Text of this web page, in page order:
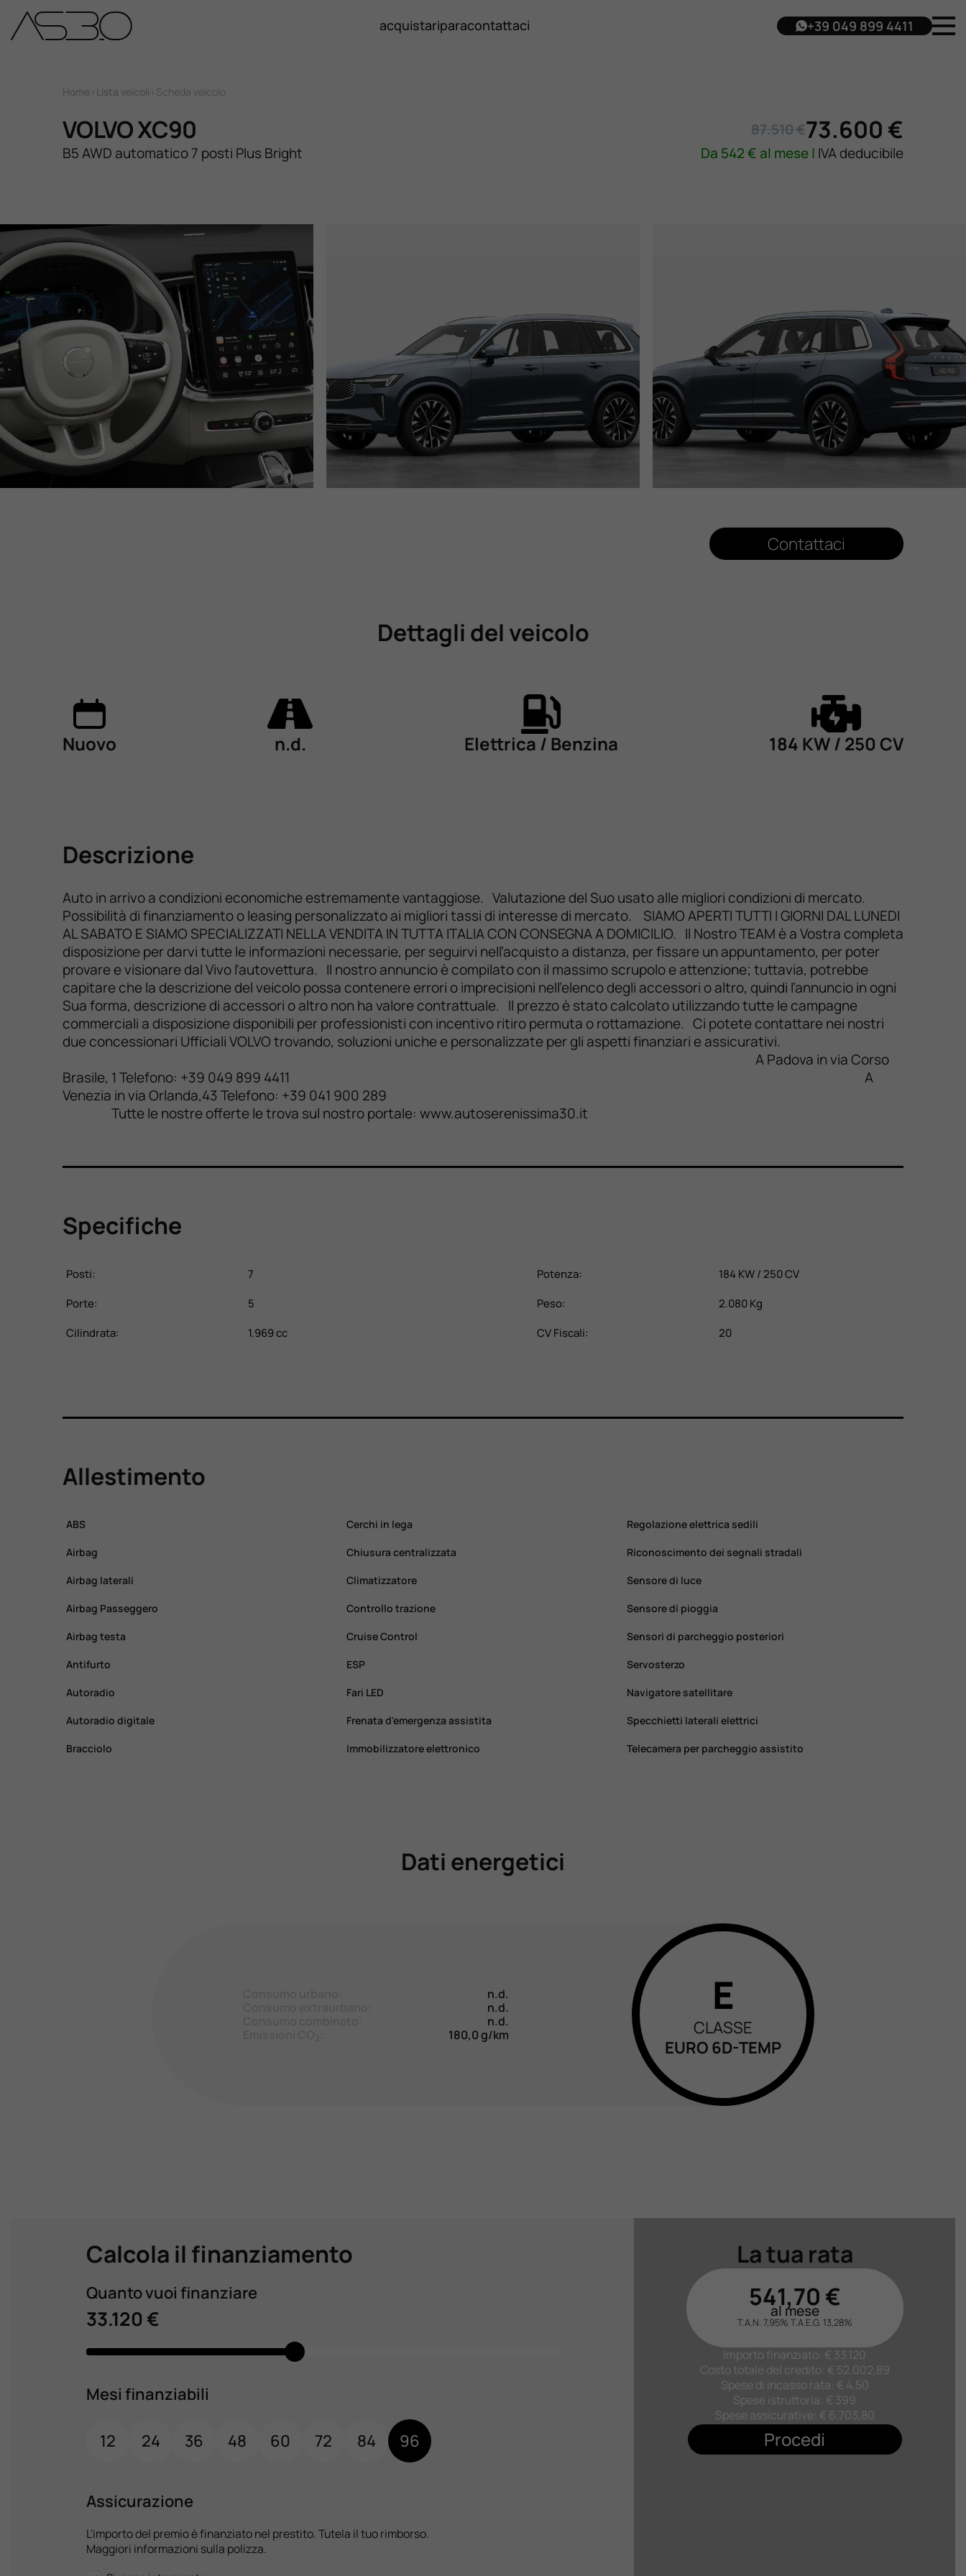
Auto Usate
Assistenza
Novità Sui Nostri Veicoli
Lavora Con Noi
Contattaci
acquistariparacontattaci +39 049 899 4411
Home > Lista veicoli > Scheda veicolo
VOLVO XC90
B5 AWD automatico 7 posti Plus Bright
87.510 €73.600 €
Da 542€ al mese | IVA deducibile
Contattaci
Dettagli del veicolo
Nuovo n.d. Elettrica / Benzina 184 KW / 250 CV
Descrizione
Auto in arrivo a condizioni economiche estremamente vantaggiose. Valutazione del Suo usato alle migliori condizioni di mercato.
Possibilità di finanziamento o leasing personalizzato ai migliori tassi di interesse di mercato. SIAMO APERTI TUTTI I GIORNI DAL LUNEDI
AL SABATO E SIAMO SPECIALIZZATI NELLA VENDITA IN TUTTA ITALIA CON CONSEGNA A DOMICILIO. Il Nostro TEAM è a Vostra completa
disposizione per darvi tutte le informazioni necessarie, per seguirvi nell’acquisto a distanza, per fissare un appuntamento, per poter
provare e visionare dal Vivo l'autovettura. Il nostro annuncio è compilato con il massimo scrupolo e attenzione; tuttavia, potrebbe
capitare che la descrizione del veicolo possa contenere errori o imprecisioni nell’elenco degli accessori o altro, quindi l’annuncio in ogni
Sua forma, descrizione di accessori o altro non ha valore contrattuale. Il prezzo è stato calcolato utilizzando tutte le campagne
commerciali a disposizione disponibili per professionisti con incentivo ritiro permuta o rottamazione. Ci potete contattare nei nostri
due concessionari Ufficiali VOLVO trovando, soluzioni uniche e personalizzate per gli aspetti finanziari e assicurativi.
A Padova in via Corso
Brasile, 1 Telefono: +39 049 899 4411 A
Venezia in via Orlanda,43 Telefono: +39 041 900 289
Tutte le nostre offerte le trova sul nostro portale: www.autoserenissima30.it
Specifiche
Posti:
7
Porte:
5
Cilindrata:
1.969 cc
Potenza:
184 KW / 250 CV
Peso:
2.080 Kg
CV Fiscali:
20
Allestimento
ABS
Airbag
Airbag laterali
Airbag Passeggero
Airbag testa
Antifurto
Autoradio
Autoradio digitale
Bracciolo
Cerchi in lega
Chiusura centralizzata
Climatizzatore
Controllo trazione
Cruise Control
ESP
Fari LED
Frenata d'emergenza assistita
Immobilizzatore elettronico
Regolazione elettrica sedili
Riconoscimento dei segnali stradali
Sensore di luce
Sensore di pioggia
Sensori di parcheggio posteriori
Servosterzo
Navigatore satellitare
Specchietti laterali elettrici
Telecamera per parcheggio assistito
Dati energetici
E
CLASSE
EURO 6D-TEMP
n.d.
n.d.
n.d.
180,0 g/km
Calcola il finanziamento
Quanto vuoi finanziare
33.120 €
Mesi finanziabili
12 24 36 48 60 72 84 96
Assicurazione
L'importo del premio è finanziato nel prestito. Tutela il tuo rimborso.
Maggiori informazioni sulla polizza.
La tua rata
541,70 €
al mese
T.A.N. 7,95% T.A.E.G. 13,28%
Importo finanziato: € 33.120
Costo totale del credito: € 52.002,89
Spese di incasso rata: € 4,50
Spese istruttoria: € 399
Spese assicurative: € 6.703,80
Procedi